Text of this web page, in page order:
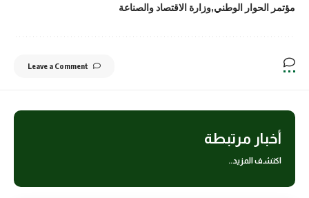
مؤتمر الحوار الوطني وزارة الاقتصاد والصناعة
Leave a Comment
أخبار مرتبطة
اكتشف المزيد..